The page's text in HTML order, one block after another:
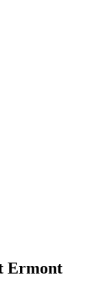
Ermont